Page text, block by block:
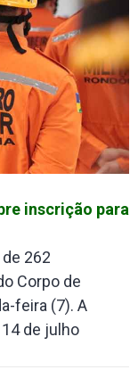
inscrição para
262
Corpo de
feira (7). A
de julho